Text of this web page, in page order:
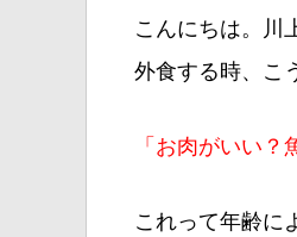
こんにちは。川
外食する時、こ
「お肉がいい？
これって年齢に